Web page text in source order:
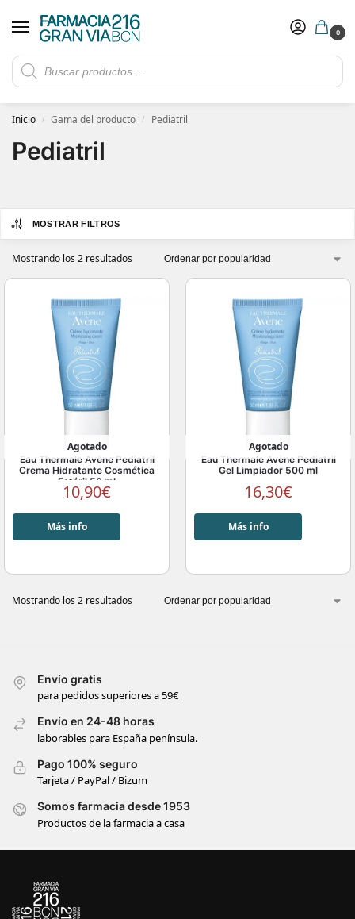
0
Rebajas de verano hasta -30%
​ 5€ de descuento con el cupón 5GRANVIA (compras superiores a 150€)
Inicio / Gama del producto / Pediatril
Pediatril
MOSTRAR FILTROS
Mostrando los 2 resultados
Agotado
Eau Thermale Avène Pediatril
Crema Hidratante Cosmética
Estéril 50 ml
10,90€
Más info
Agotado
Eau Thermale Avène Pediatril
Gel Limpiador 500 ml
16,30€
Más info
Mostrando los 2 resultados
Envío gratis
para pedidos superiores a 59€
Envío en 24-48 horas
laborables para España península.
Pago 100% seguro
Tarjeta / PayPal / Bizum
Somos farmacia desde 1953
Productos de la farmacia a casa